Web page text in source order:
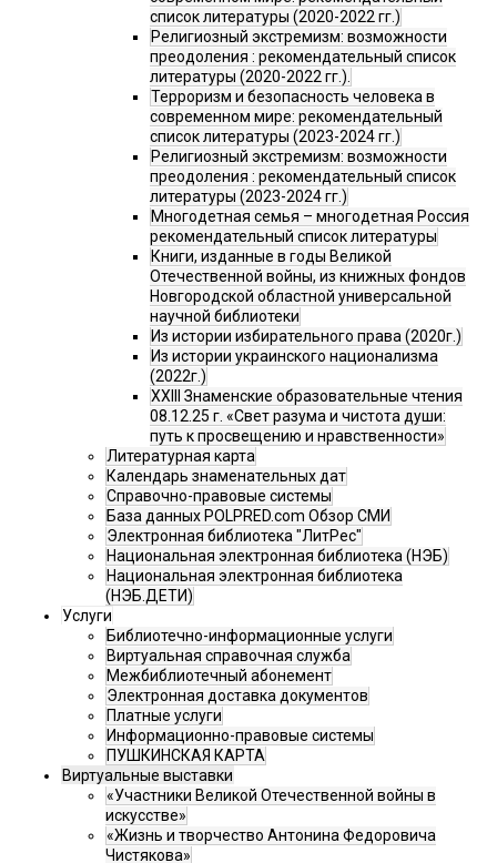
список литературы (2020-2022 гг.)
Религиозный экстремизм: возможности
преодоления : рекомендательный список
литературы (2020-2022 гг.).
Терроризм и безопасность человека в
современном мире: рекомендательный
список литературы (2023-2024 гг.)
Религиозный экстремизм: возможности
преодоления : рекомендательный список
литературы (2023-2024 гг.)
Многодетная семья – многодетная Россия
рекомендательный список литературы
Книги, изданные в годы Великой
Отечественной войны, из книжных фондов
Новгородской областной универсальной
научной библиотеки
Из истории избирательного права (2020г.)
Из истории украинского национализма
(2022г.)
XXIII Знаменские образовательные чтения
08.12.25 г. «Свет разума и чистота души:
путь к просвещению и нравственности»
Литературная карта
Календарь знаменательных дат
Справочно-правовые системы
База данных POLPRED.com Обзор СМИ
Электронная библиотека "ЛитРес"
Национальная электронная библиотека (НЭБ)
Национальная электронная библиотека
(НЭБ.ДЕТИ)
Услуги
Библиотечно-информационные услуги
Виртуальная справочная служба
Межбиблиотечный абонемент
Электронная доставка документов
Платные услуги
Информационно-правовые системы
ПУШКИНСКАЯ КАРТА
Виртуальные выставки
«Участники Великой Отечественной войны в
искусстве»
«Жизнь и творчество Антонина Федоровича
Чистякова»